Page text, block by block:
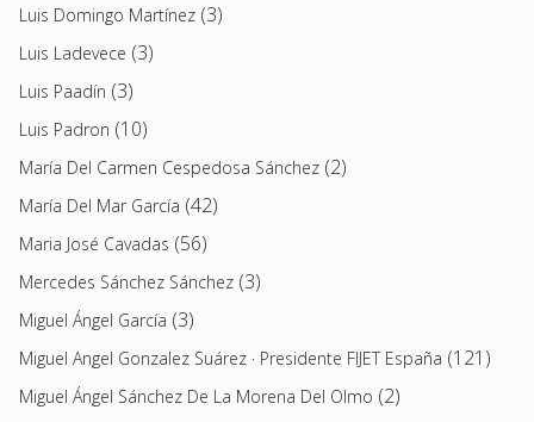
Luis Domingo Martínez (3)
Luis Ladevece (3)
Luis Paadín (3)
Luis Padron (10)
María Del Carmen Cespedosa Sánchez (2)
María Del Mar García (42)
Maria José Cavadas (56)
Mercedes Sánchez Sánchez (3)
Miguel Ángel García (3)
Miguel Angel Gonzalez Suárez · Presidente FIJET España (121)
Miguel Ángel Sánchez De La Morena Del Olmo (2)